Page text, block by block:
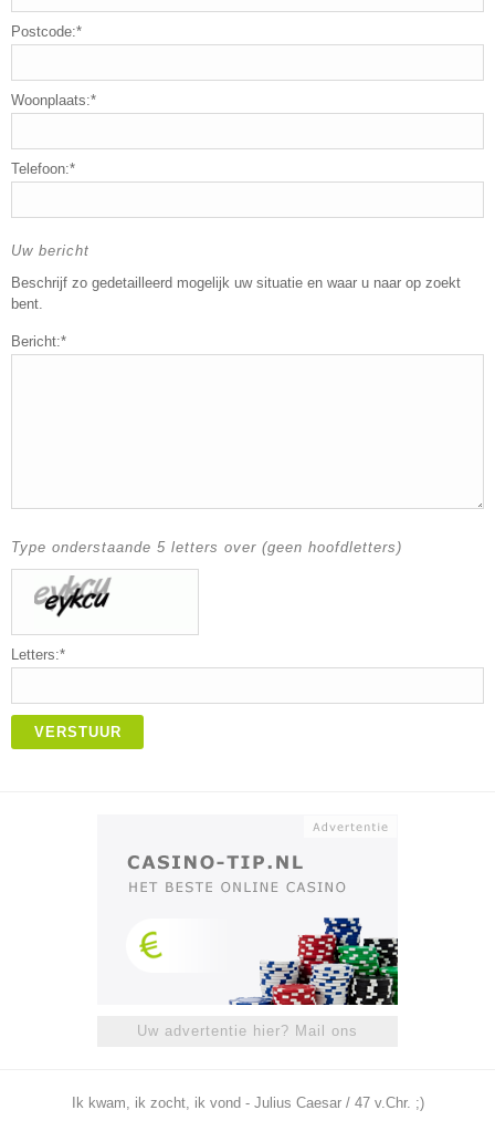
Postcode:*
Woonplaats:*
Telefoon:*
Uw bericht
Beschrijf zo gedetailleerd mogelijk uw situatie en waar u naar op zoekt
bent.
Bericht:*
Type onderstaande 5 letters over (geen hoofdletters)
Letters:*
VERSTUUR
Uw advertentie hier? Mail ons
Ik kwam, ik zocht, ik vond - Julius Caesar / 47 v.Chr. ;)